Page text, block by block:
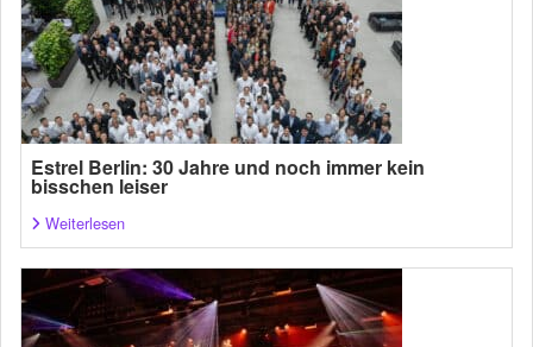
Estrel Berlin: 30 Jahre und noch immer kein
bisschen leiser
Weiterlesen